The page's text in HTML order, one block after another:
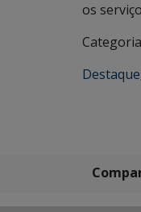
os
Destaque